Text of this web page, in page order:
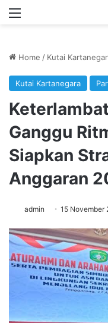
Menu
Home / Kutai
Kutai Kartanegara
Ganggu
Siapkan
Anggaran
admin 15 November